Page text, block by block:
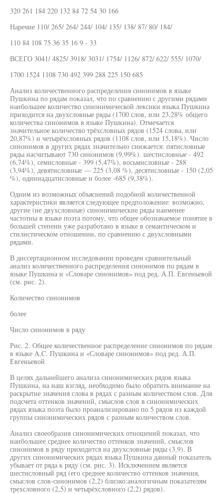
320 261 184 220 132 84 72 54 30 166
Наречие 110/ 265/ 264/ 244/ 104/ 135/ 138/ 87/ 80/ 184/
110 84 108 75 36 35 16 9 - 33
ВСЕГО 3041/ 4825/ 3918/ 3031/ 1754/ 1126/ 872/ 622/ 555/ 1070/
1700 1524 1108 730 492 399 288 225 150 685
Анализ количественного распределения синонимов в языке
Пушкина по рядам показал, что по сравнению с другими рядами
наибольшее количество синонимической лексики языка Пушкина
приходится на двухсловные ряды (1700 слов, или 23,28% общего
количества синонимов в языке Пушкина). Отмечается
значительное количество трёхсловных рядов (1524 слова, или
20,87%) и четырёхсловных рядов (1108 слов, или 15,18%). Число
синонимов в других рядах значительно снижается: пятисловные
ряды насчитывают 730 синонимов (9,99%). шестисловные - 492
(6,74%), семисловные - 399 (5,47%), восьмисловные - 288
(3,94%), девятисловные — 225 (3,08 %), десятисловные - 150 (2,05
%), одиннадцатисловные и более -685 (9,38%).
Одним из возможных объяснений подобной количественной
характеристики является следующее предположение: возможно,
другие (не двухсловные) синонимические ряды наименее
частотны в языке поэта потому, что общее обозначаемое понятие в
большей степени уже разработано в языке в семантическом и
стилистическом отношении, по сравнению с двухсловными
рядами.
В диссертационном исследовании проведен сравнительный
анализ количественного распределения синонимов по рядам в
языке Пушкина и «Словаре синонимов» под ред. А.П. Евгеньевой
(см. рис. 2).
Количество синонимов
более
Число синонимов в ряду
Рис. 2. Общее количественное распределение синонимов по рядам
в языке A.C. Пушкина и «Словаре синонимов» под ред. А.П.
Евгеньевой
В целях дальнейшего анализа синонимических рядов языка
Пушкина, на наш взгляд, необходимо было обратить внимание на
раскрытие значения слова в рядах с разным количеством слов. Для
подсчета оттенков значений, смыслов слов в синонимических
рядах языка поэта было проанализировано по 5 рядов из каждой
группы синонимических рядов с разным количеством слов.
Анализ своеобразия синонимических отношений показал, что
наибольшее среднее количество оттенков значений, смыслов
синонимов в ряду приходится на двухсловные ряды (3,9). В
других синонимических рядах языка Пушкина данный показатель
убывает от ряда к ряду (см. рис. 3). Исключением является
шестисловный ряд (его среднее количество оттенков значения,
смыслов слов-синонимов (2,2) близко:аналогичным показателям
трехсловного (2,5) и четырёхсловного (2,2) рядов).